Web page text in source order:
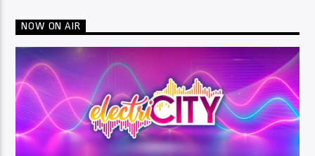
NOW ON AIR